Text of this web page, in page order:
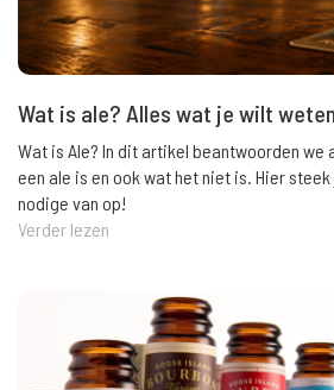
Wat is ale? Alles wat je wilt
Wat is Ale? In dit artikel beantwoorden we
een ale is en ook wat het niet is. Hier
nodige van op!
Verder lezen